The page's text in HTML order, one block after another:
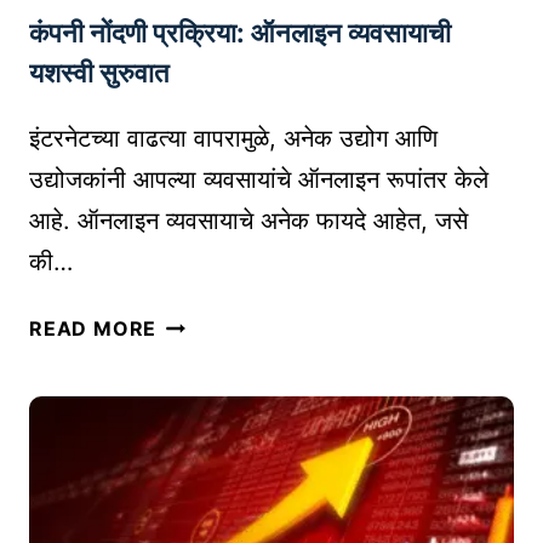
म
च्या
ड
ठी
यो
ध
ची
नि
व
ड
क
कंपनी नोंदणी प्रक्रिया: ऑनलाइन व्यवसायाची
यशस्वी सुरुवात
इंटरनेटच्या वाढत्या वापरामुळे, अनेक उद्योग आणि
उद्योजकांनी आपल्या व्यवसायांचे ऑनलाइन रूपांतर केले
आहे. ऑनलाइन व्यवसायाचे अनेक फायदे आहेत, जसे
की…
READ MORE कं
नों
द
णी
प्र